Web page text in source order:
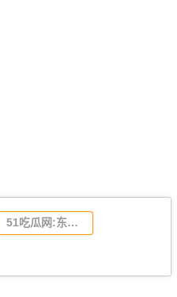
51吃瓜网:东莞到四川省物流专线,东莞到四川省物流公司